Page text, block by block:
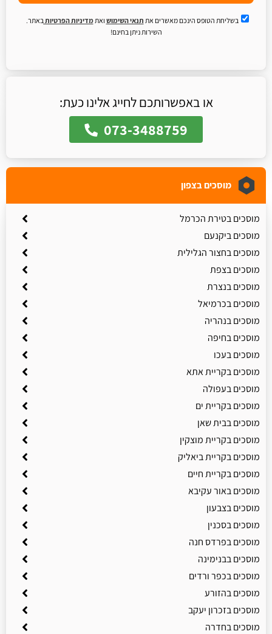
בשליחת הטופס הינכם מאשרים את תנאי השימוש ואתמדיניות הפרטיות באתר.
השירות ניתן בחינם!
או באפשרותכם לחייג אלינו כעת:
073-3488759
מוסכים בצפון
מוסכים בטירת הכרמל
מוסכים ביקנעם
מוסכים בחצור הגלילית
מוסכים בצפת
מוסכים בנצרת
מוסכים בכרמיאל
מוסכים בנהריה
מוסכים בחיפה
מוסכים בעכו
מוסכים בקריית אתא
מוסכים בעפולה
מוסכים בקריית ים
מוסכים בבית שאן
מוסכים בקריית מוצקין
מוסכים בקריית ביאליק
מוסכים בקריית חיים
מוסכים באור עקיבא
מוסכים בצבעון
מוסכים בסכנין
מוסכים בפרדס חנה
מוסכים בבנימינה
מוסכים בכפר ורדים
מוסכים בהזורע
מוסכים בזכרון יעקב
מוסכים בחדרה